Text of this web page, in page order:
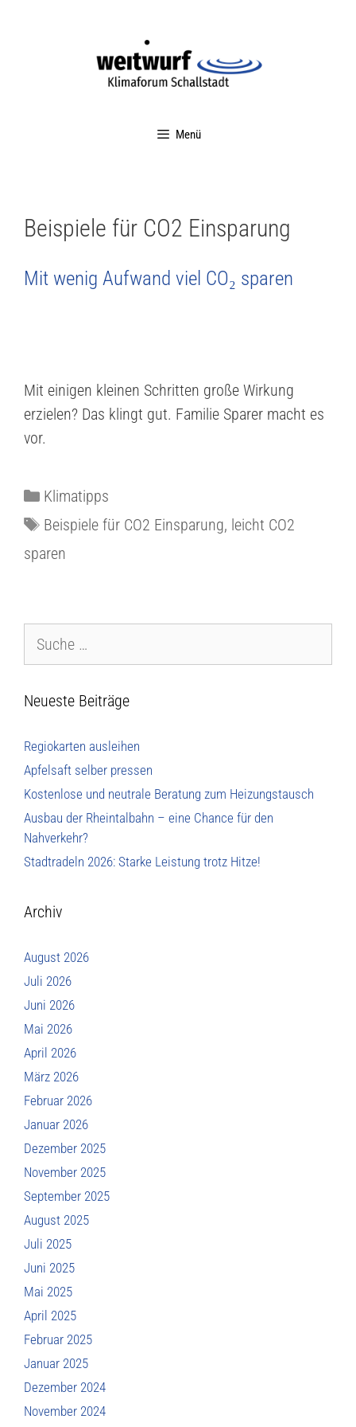
Menü
Beispiele für CO2 Einsparung
Mit wenig Aufwand viel CO₂ sparen
Mit einigen kleinen Schritten große Wirkung
erzielen? Das klingt gut. Familie Sparer macht es
vor.
Klimatipps
Beispiele für CO2 Einsparung, leicht CO2
sparen
Neueste Beiträge
Regiokarten ausleihen
Apfelsaft selber pressen
Kostenlose und neutrale Beratung zum Heizungstausch
Ausbau der Rheintalbahn – eine Chance für den
Nahverkehr?
Stadtradeln 2026: Starke Leistung trotz Hitze!
Archiv
August 2026
Juli 2026
Juni 2026
Mai 2026
April 2026
März 2026
Februar 2026
Januar 2026
Dezember 2025
November 2025
September 2025
August 2025
Juli 2025
Juni 2025
Mai 2025
April 2025
Februar 2025
Januar 2025
Dezember 2024
November 2024